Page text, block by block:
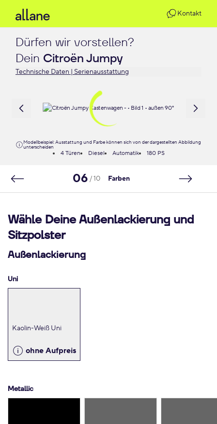
Kontakt
Dürfen wir vorstellen?
Dein Citroën Jumpy
Technische Daten | Serienausstattung
Modellbeispiel: Ausstattung und Farbe können sich von der dargestellten Abbildung
unterscheiden
4 Türen Diesel Automatik 180 PS
06 / 10 Farben
Wähle Deine Außenlackierung und
Sitzpolster
Außenlackierung
Uni
Kaolin-Weiß Uni
ohne Aufpreis
Metallic